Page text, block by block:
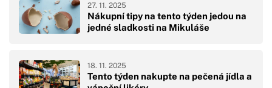
Nákupní tipy na tento týden jedou na
jedné sladkosti na Mikuláše
27. 11. 2025
Tento týden nakupte na pečená jídla a
18. 11. 2025